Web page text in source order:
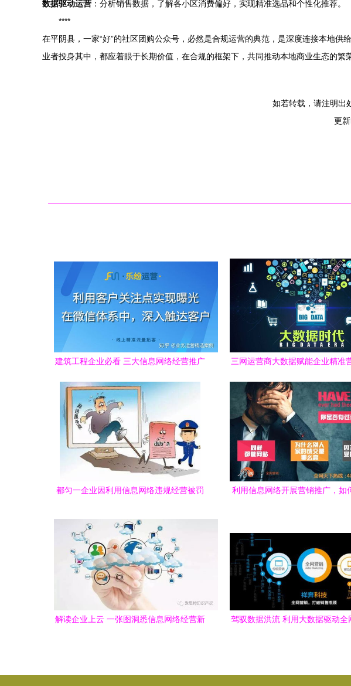
数据驱动运营 ：分析销售数据，了解各小区消费偏好，实现精准选品和个性化推荐。
****
在平阴县，一家“好”的社区团购公众号，必然是合规运营的典范，是深度连接本地
业者投身其中，都应着眼于长期价值，在合规的框架下，共同推动本地商业生态的繁
如若转载，请注明出
更
建筑工程企业必看 三大信息网络经营推广
三网运营商大数据赋能企业精准
都匀一企业因利用信息网络违规经营被罚
利用信息网络开展营销推广，如
解读企业上云 一张图洞悉信息网络经营新
驾驭数据洪流 利用大数据驱动全